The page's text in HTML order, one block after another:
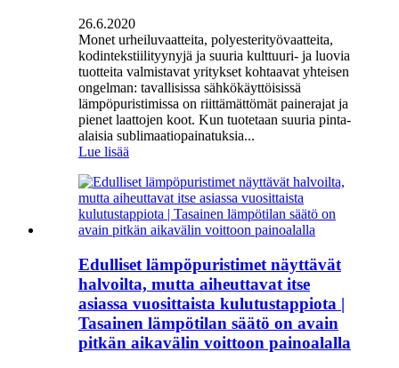
26.6.2020
Monet urheiluvaatteita, polyesterityövaatteita,
kodintekstiilityynyjä ja suuria kulttuuri- ja luovia
tuotteita valmistavat yritykset kohtaavat yhteisen
ongelman: tavallisissa sähkökäyttöisissä
lämpöpuristimissa on riittämättömät painerajat ja
pienet laattojen koot. Kun tuotetaan suuria pinta-
alaisia ​​sublimaatiopainatuksia...
Lue lisää
Edulliset lämpöpuristimet näyttävät
halvoilta, mutta aiheuttavat itse
asiassa vuosittaista kulutustappiota |
Tasainen lämpötilan säätö on avain
pitkän aikavälin voittoon painoalalla